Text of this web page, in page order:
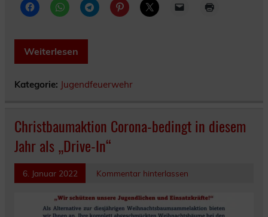
Weiterlesen
Kategorie: Jugendfeuerwehr
Christbaumaktion Corona-bedingt in diesem
Jahr als „Drive-In“
6. Januar 2022 Kommentar hinterlassen